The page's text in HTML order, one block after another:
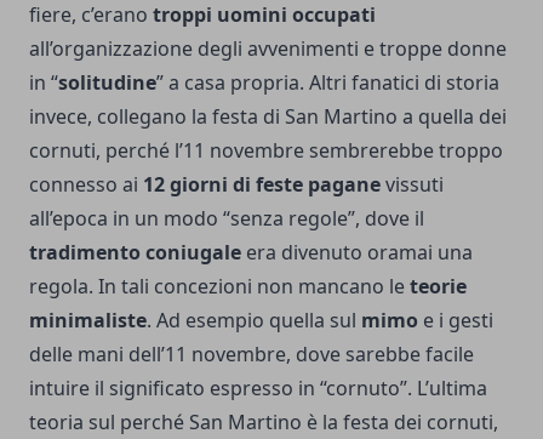
fiere, c’erano troppi uomini occupati
all’organizzazione degli avvenimenti e troppe donne
in “solitudine” a casa propria. Altri fanatici di storia
invece, collegano la festa di San Martino a quella dei
cornuti, perché l’11 novembre sembrerebbe troppo
connesso ai 12 giorni di feste paganevissuti
all’epoca in un modo “senza regole”, dove il
tradimento coniugale era divenuto oramai una
regola. In tali concezioni non mancano leteorie
minimaliste. Ad esempio quella sul mimo e i gesti
delle mani dell’11 novembre, dove sarebbe facile
intuire il significato espresso in “cornuto”. L’ultima
teoria sul perché San Martino è la festa dei cornuti,